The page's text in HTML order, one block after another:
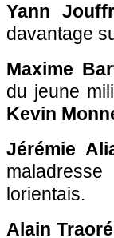
Yann
davantage
Maxime
du jeune
Kevin
Jérémie
lorientais.
Alain